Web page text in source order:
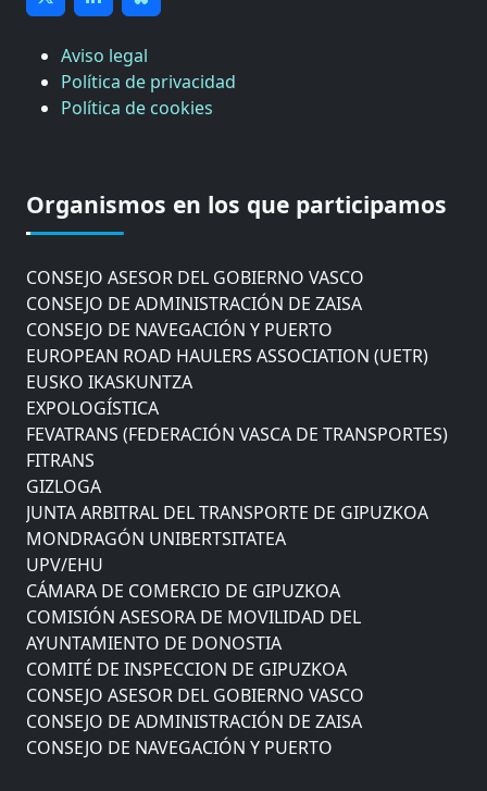
Aviso legal
Política de privacidad
Política de cookies
Organismos en los que participamos
COMISIÓN ASESORA DE MOVILIDAD DEL
AYUNTAMIENTO DE DONOSTIA
CONSEJO ASESOR DEL GOBIERNO VASCO
CONSEJO DE ADMINISTRACIÓN DE ZAISA
CONSEJO DE NAVEGACIÓN Y PUERTO
EUROPEAN ROAD HAULERS ASSOCIATION (UETR)
EUSKO IKASKUNTZA
EXPOLOGÍSTICA
FEVATRANS (FEDERACIÓN VASCA DE TRANSPORTES)
FITRANS
GIZLOGA
JUNTA ARBITRAL DEL TRANSPORTE DE GIPUZKOA
MONDRAGÓN UNIBERTSITATEA
UPV/EHU
CÁMARA DE COMERCIO DE GIPUZKOA
COMISIÓN ASESORA DE MOVILIDAD DEL
AYUNTAMIENTO DE DONOSTIA
COMITÉ DE INSPECCION DE GIPUZKOA
CONSEJO ASESOR DEL GOBIERNO VASCO
CONSEJO DE ADMINISTRACIÓN DE ZAISA
CONSEJO DE NAVEGACIÓN Y PUERTO